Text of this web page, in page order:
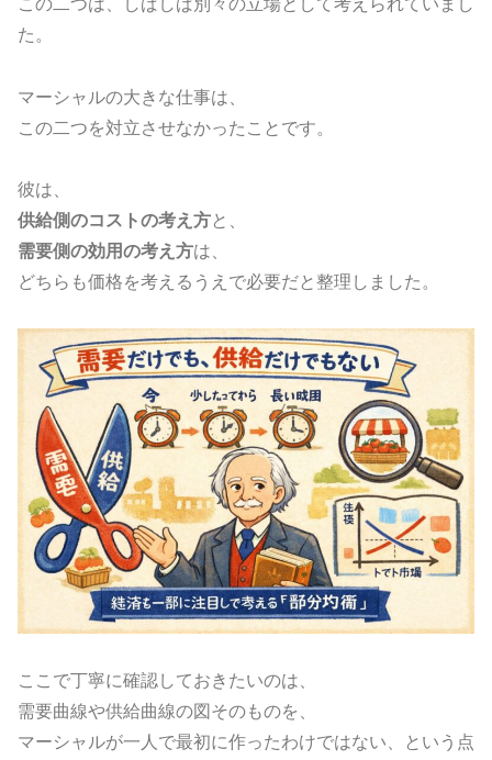
た。
マーシャルの大きな仕事は、
この二つを対立させなかったことです。
彼は、
供給側のコストの考え方と、
需要側の効用の考え方は、
どちらも価格を考えるうえで必要だと整理しました。
ここで丁寧に確認しておきたいのは、
需要曲線や供給曲線の図そのものを、
マーシャルが一人で最初に作ったわけではない、という点